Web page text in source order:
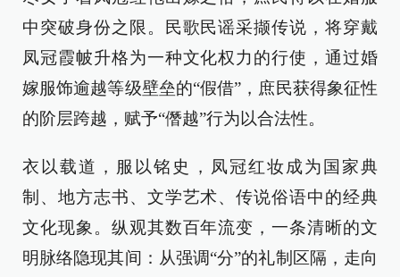
中突破身份之限。民歌民谣采撷传说，将穿戴
凤冠霞帔升格为一种文化权力的行使，通过婚
嫁服饰逾越等级壁垒的“假借”，庶民获得象征性
的阶层跨越，赋予“僭越”行为以合法性。
衣以载道，服以铭史，凤冠红妆成为国家典
制、地方志书、文学艺术、传说俗语中的经典
文化现象。纵观其数百年流变，一条清晰的文
明脉络隐现其间：从强调“分”的礼制区隔，走向